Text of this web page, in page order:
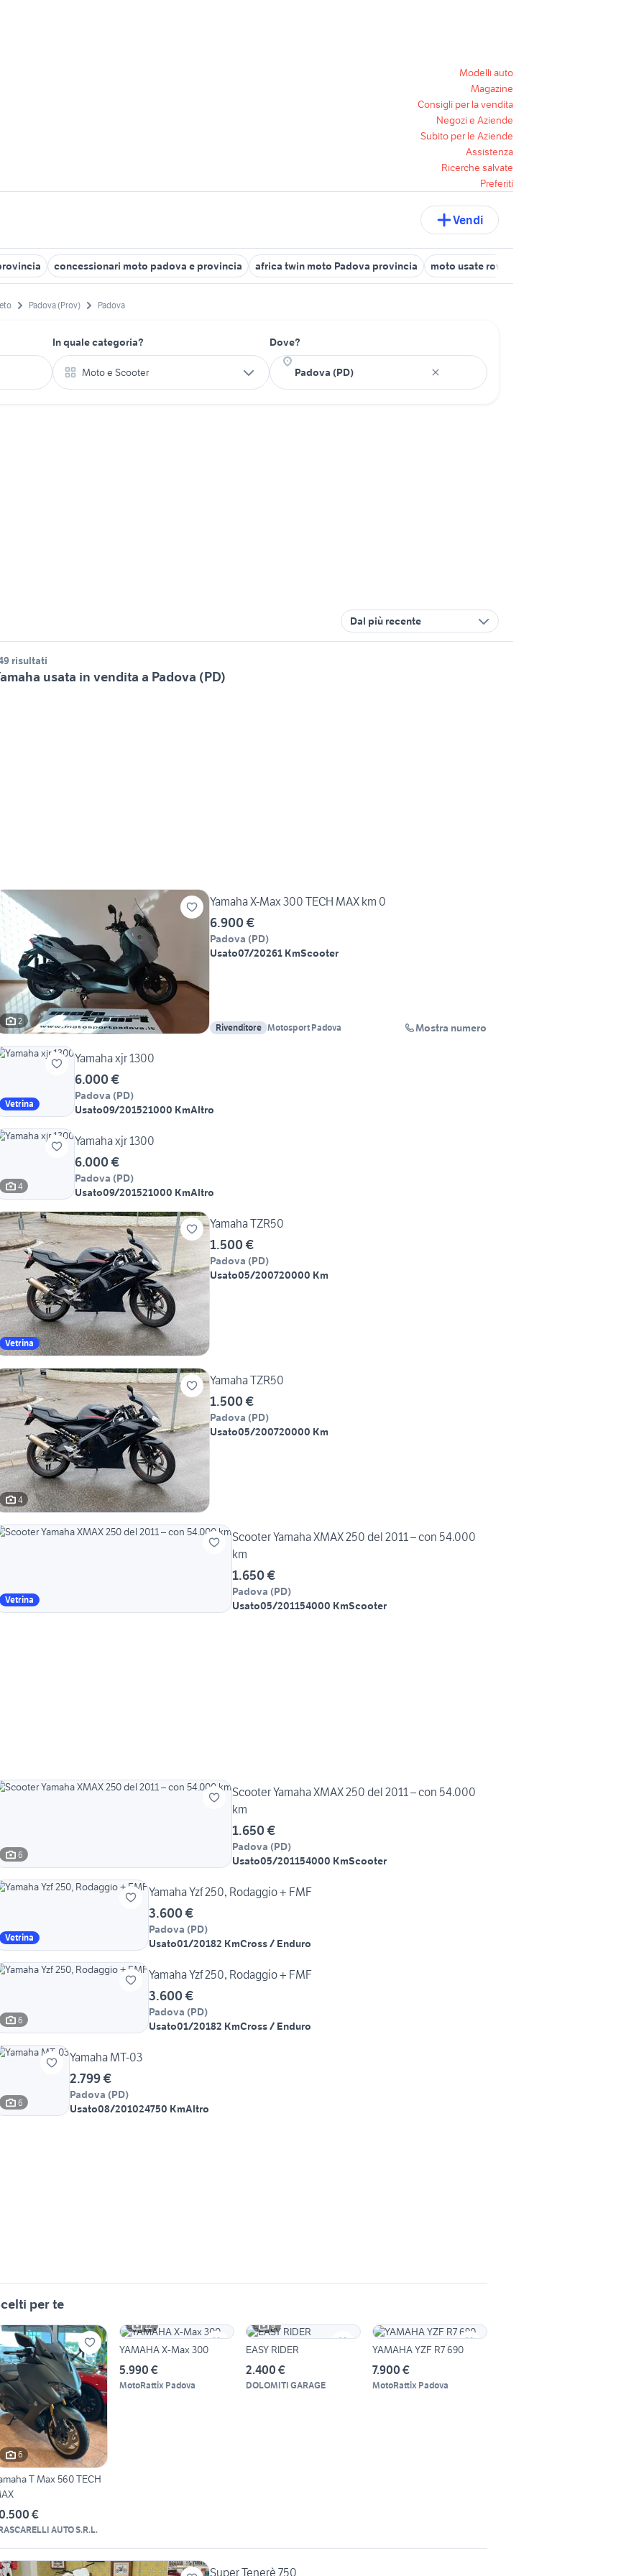
Modelli auto
Magazine
Consigli per la vendita
Negozi e Aziende
Subito per le Aziende
Assistenza
Ricerche salvate
Preferiti
Vendi
concessionari moto padova e provincia africa twin moto Padova provincia moto usate rovolon
Padova (Prov) Padova
In quale categoria?
Moto e Scooter
Dove?
Dal più recente
risultati
usata in vendita a Padova (PD)
2
Yamaha X-Max 300 TECH MAX km 0
6.900 €
Padova (PD)
Usato07/20261 KmScooter
Rivenditore Motosport Padova Mostra numero
Vetrina
Yamaha xjr 1300
6.000 €
Padova (PD)
Usato09/201521000 KmAltro
4
Yamaha xjr 1300
6.000 €
Padova (PD)
Usato09/201521000 KmAltro
Vetrina
Yamaha TZR50
1.500 €
Padova (PD)
Usato05/200720000 Km
4
Yamaha TZR50
1.500 €
Padova (PD)
Usato05/200720000 Km
Vetrina
Scooter Yamaha XMAX 250 del 2011 – con 54.000
km
1.650 €
Padova (PD)
Usato05/201154000 KmScooter
6
Scooter Yamaha XMAX 250 del 2011 – con 54.000
km
1.650 €
Padova (PD)
Usato05/201154000 KmScooter
Vetrina
Yamaha Yzf 250, Rodaggio + FMF
3.600 €
Padova (PD)
Usato01/20182 KmCross / Enduro
6
Yamaha Yzf 250, Rodaggio + FMF
3.600 €
Padova (PD)
Usato01/20182 KmCross / Enduro
6
Yamaha MT-03
2.799 €
Padova (PD)
Usato08/201024750 KmAltro
per te
6
T Max 560 TECH
€
AUTO S.R.L.
12
YAMAHA X-Max 300
5.990 €
MotoRattix Padova
9
EASY RIDER
2.400 €
DOLOMITI GARAGE
YAMAHA YZF R7 690
7.900 €
MotoRattix Padova
Super Tenerè 750